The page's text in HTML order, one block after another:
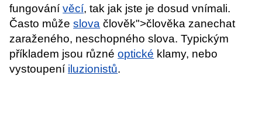
fungovánívěcí, tak jak jste je dosud vnímali.
Často můžeslova člověk">člověka zanechat
zaraženého, neschopného slova. Typickým
příkladem jsou různéoptické klamy, nebo
vystoupení iluzionistů.